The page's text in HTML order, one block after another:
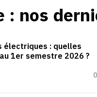
: nos
électriques : quelles
1er semestre 2026 ?
0